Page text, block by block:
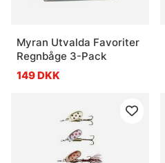
Myran Utvalda Favoriter
Regnbåge 3-Pack
149 DKK